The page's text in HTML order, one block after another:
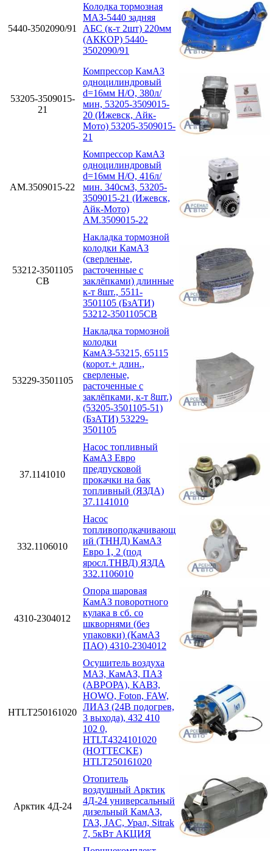
5440-3502090/91
Колодка тормозная
МАЗ-5440 задняя
АБС (к-т 2шт) 220мм
(АККОР) 5440-
3502090/91
53205-3509015-
21
Компрессор КамАЗ
одноцилиндровый
d=16мм Н/О, 380л/
мин, 53205-3509015-
20 (Ижевск, Айк-
Мото) 53205-3509015-
21
АМ.3509015-22
Компрессор КамАЗ
одноцилиндровый
d=16мм Н/О, 416л/
мин. 340см3, 53205-
3509015-21 (Ижевск,
Айк-Мото)
АМ.3509015-22
53212-3501105
СВ
Накладка тормозной
колодки КамАЗ
(сверленые,
расточенные с
заклёпками) длинные
к-т 8шт., 5511-
3501105 (БзАТИ)
53212-3501105СВ
53229-3501105
Накладка тормозной
колодки
КамАЗ-53215, 65115
(корот.+ длин.,
сверленые,
расточенные с
заклёпками, к-т 8шт.)
(53205-3501105-51)
(БзАТИ) 53229-
3501105
37.1141010
Насос топливный
КамАЗ Евро
предпусковой
прокачки на бак
топливный (ЯЗДА)
37.1141010
332.1106010
Насос
топливоподкачивающ
ий (ТННД) КамАЗ
Евро 1, 2 (под
яросл.ТНВД) ЯЗДА
332.1106010
4310-2304012
Опора шаровая
КамАЗ поворотного
кулака в сб. со
шкворнями (без
упаковки) (КамАЗ
ПАО) 4310-2304012
HTLT250161020
Осушитель воздуха
МАЗ, КамАЗ, ПАЗ
(АВРОРА), КАВЗ,
HOWO, Foton, FAW,
ЛИАЗ (24В подогрев,
3 выхода), 432 410
102 0,
HTLT4324101020
(HOTTECKE)
HTLT250161020
Арктик 4Д-24
Отопитель
воздушный Арктик
4Д-24 универсальный
дизельный КамАЗ,
ГАЗ, JAC, Урал, Sitrak
7, 5кВт АКЦИЯ